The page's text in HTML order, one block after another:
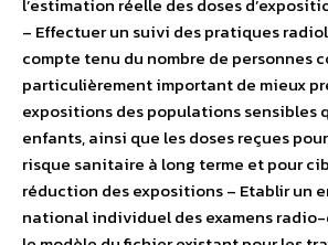
l’estimation réelle des doses
– Effectuer un suivi des pratiques
compte tenu du nombre de personnes
particulièrement important de mieux
expositions des populations sensibles
enfants, ainsi que les doses reçues
risque sanitaire à long terme et pour
réduction des expositions – Etablir un
national individuel des examens